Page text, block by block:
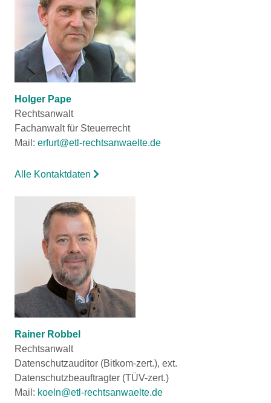
Holger Pape
Rechtsanwalt
Fachanwalt für Steuerrecht
Mail: erfurt@etl-rechtsanwaelte.de
Alle Kontaktdaten
Rainer Robbel
Rechtsanwalt
Datenschutzauditor (Bitkom-zert.), ext.
Datenschutzbeauftragter (TÜV-zert.)
Mail: koeln@etl-rechtsanwaelte.de